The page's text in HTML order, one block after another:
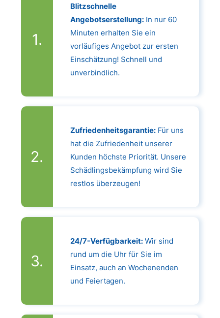
Blitzschnelle
Angebotserstellung:In nur 60
Minuten erhalten Sie ein
vorläufiges Angebot zur ersten
Einschätzung! Schnell und
unverbindlich.
Zufriedenheitsgarantie:Für uns
hat die Zufriedenheit unserer
Kunden höchste Priorität. Unsere
Schädlingsbekämpfung wird Sie
restlos überzeugen!
24/7-Verfügbarkeit:Wir sind
rund um die Uhr für Sie im
Einsatz, auch an Wochenenden
und Feiertagen.